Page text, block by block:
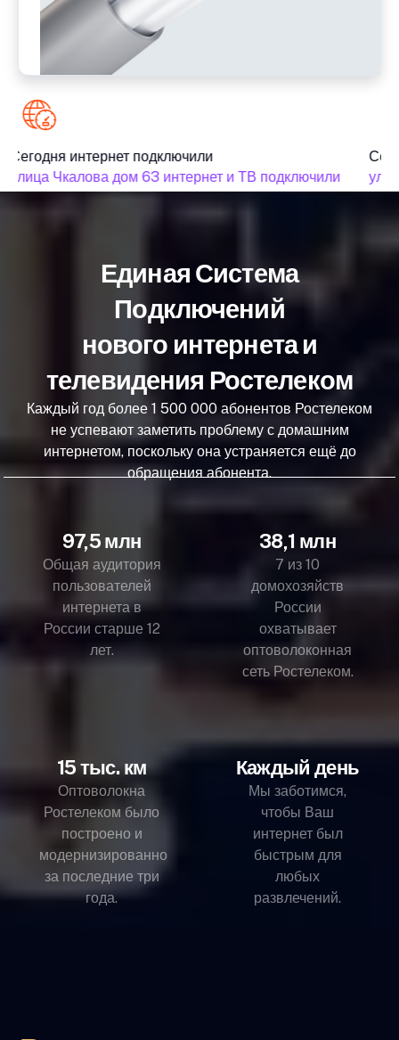
Сегодня интернет подключили
улица Чкалова дом 63 интернет и ТВ подключили
Единая Система
Подключений
нового интернета и
телевидения Ростелеком
Каждый год более 1 500 000 абонентов Ростелеком
не успевают заметить проблему с домашним
интернетом, поскольку она устраняется ещё до
обращения абонента.
97,5 млн
Общая аудитория
пользователей
интернета в
России старше 12
лет.
38,1 млн
7 из 10
домохозяйств
России
охватывает
оптоволоконная
сеть Ростелеком.
15 тыс. км
Оптоволокна
Ростелеком было
построено и
модернизированно
за последние три
года.
Каждый день
Мы заботимся,
чтобы Ваш
интернет был
быстрым для
любых
развлечений.